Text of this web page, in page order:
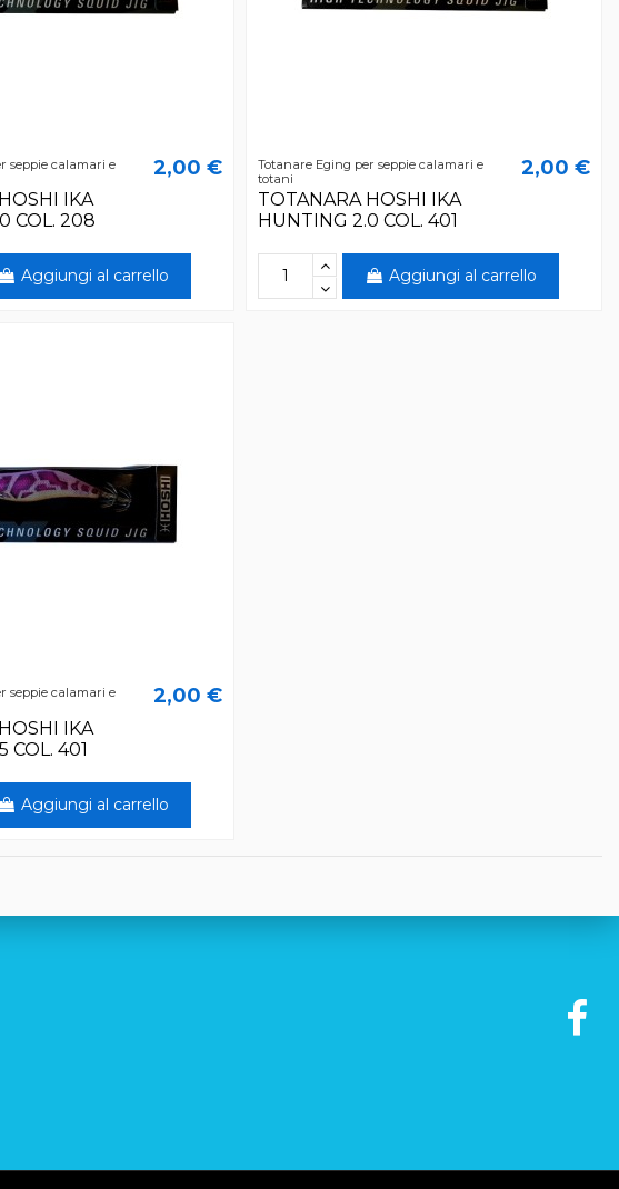
seppie calamari e
IKA
COL. 208
2,00 €
Aggiungi al carrello
Totanare Eging per seppie calamari e
totani
TOTANARA HOSHI IKA
HUNTING 2.0 COL. 401
2,00 €
Aggiungi al carrello
seppie calamari e
IKA
COL. 401
2,00 €
Aggiungi al carrello